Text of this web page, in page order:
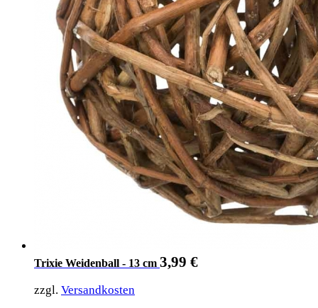
Trixie Weidenball - 13 cm 3,99 €
zzgl. Versandkosten